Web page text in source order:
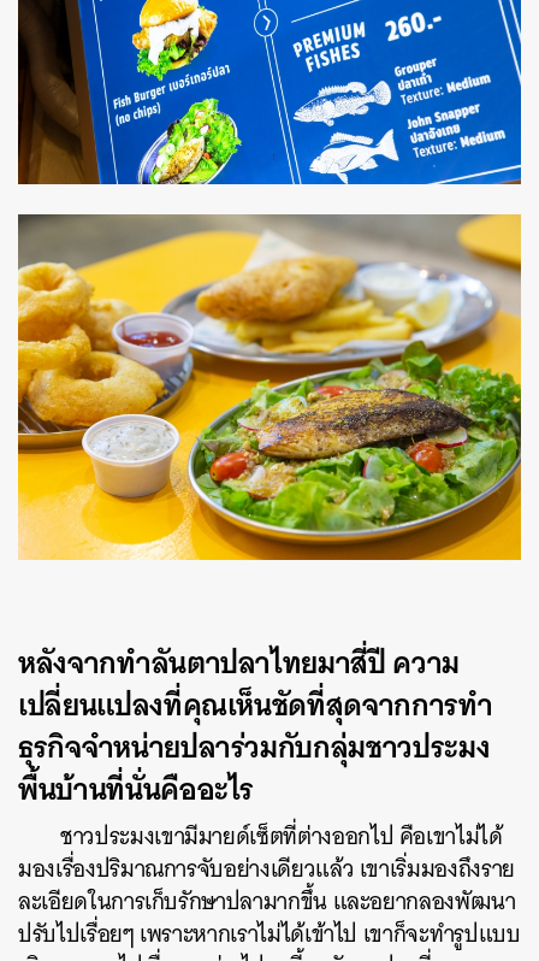
หลังจากทำลันตาปลาไทยมาสี่ปี ความ
เปลี่ยนแปลงที่คุณเห็นชัดที่สุดจากการทำ
ธุรกิจจำหน่ายปลาร่วมกับกลุ่มชาวประมง
พื้นบ้านที่นั่นคืออะไร
ชาวประมงเขามีมายด์เซ็ตที่ต่างออกไป คือเขาไม่ได้
มองเรื่องปริมาณการจับอย่างเดียวแล้ว เขาเริ่มมองถึงราย
ละเอียดในการเก็บรักษาปลามากขึ้น และอยากลองพัฒนา
ปรับไปเรื่อยๆ เพราะหากเราไม่ได้เข้าไป เขาก็จะทำรูปแบบ